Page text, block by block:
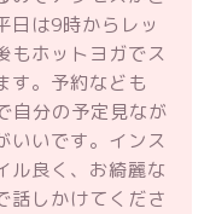
日は9時からレッ
もホットヨガでス
す。予約なども
自分の予定見なが
いいです。インス
ル良く、お綺麗な
話しかけてくださ